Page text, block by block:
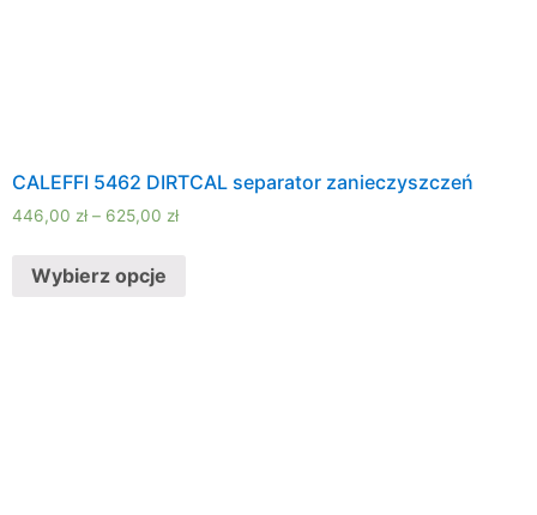
CALEFFI 5462 DIRTCAL separator zanieczyszczeń
446,00 zł – 625,00 zł
Wybierz opcje